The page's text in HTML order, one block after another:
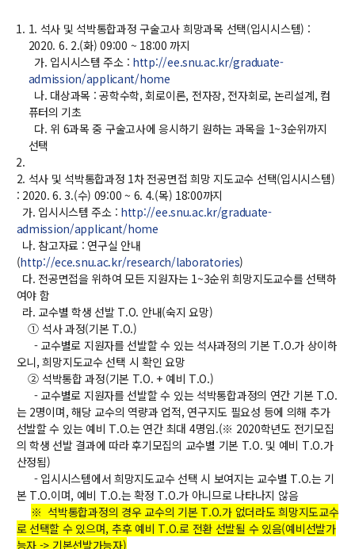
연구실/연구소
연구실
연구소
세미나 영상
e-TEC Talks
전기정보세미나
교육
학부
교과과정
교과목이수규정
대학원
교과목이수규정
연합전공 인공지능 반도체공학
연합전공 인공지능
연합전공 지능형 통신
협동과정 인공지능
해동학술정보
소개
공지사항
1. 석사 및 석박통합과정 구술고사 희망과목 선택(입시시스템) :
2020. 6. 2.(화) 09:00 ~ 18:00 까지
가. 입시시스템 주소 : http://ee.snu.ac.kr/graduate-
admission/applicant/home
나. 대상과목 : 공학수학, 회로이론, 전자장, 전자회로, 논리설계, 컴
퓨터의 기초
다. 위 6과목 중 구술고사에 응시하기 원하는 과목을 1~3순위까지
선택
2. 석사 및 석박통합과정 1차 전공면접 희망 지도교수 선택(입시시스템)
: 2020. 6. 3.(수) 09:00 ~ 6. 4.(목) 18:00까지
가. 입시시스템 주소 : http://ee.snu.ac.kr/graduate-
admission/applicant/home
나. 참고자료 : 연구실 안내
(http://ece.snu.ac.kr/research/laboratories)
다. 전공면접을 위하여 모든 지원자는 1~3순위 희망지도교수를 선택하
여야 함
라. 교수별 학생 선발 T.O. 안내(숙지 요망)
① 석사 과정(기본 T.O.)
- 교수별로 지원자를 선발할 수 있는 석사과정의 기본 T.O.가 상이하
오니, 희망지도교수 선택 시 확인 요망
② 석박통합 과정(기본 T.O. + 예비 T.O.)
- 교수별로 지원자를 선발할 수 있는 석박통합과정의 연간 기본 T.O.
는 2명이며, 해당 교수의 역량과 업적, 연구지도 필요성 등에 의해 추가
선발할 수 있는 예비 T.O.는 연간 최대 4명임.(※ 2020학년도 전기모집
의 학생 선발 결과에 따라 후기모집의 교수별 기본 T.O. 및 예비 T.O.가
산정됨)
- 입시시스템에서 희망지도교수 선택 시 보여지는 교수별 T.O.는 기
본 T.O.이며, 예비 T.O.는 확정 T.O.가 아니므로 나타나지 않음
※ 석박통합과정의 경우 교수의 기본 T.O.가 없더라도 희망지도교수
로 선택할 수 있으며, 추후 예비 T.O.로 전환 선발될 수 있음(예비선발가
능자 -> 기본선발가능자)